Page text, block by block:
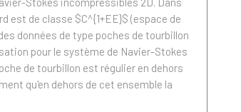
est de classe $C^{1+EE}$ (espace de
données de type poches de tourbillon
pour le système de Navier-Stokes
de tourbillon est régulier en dehors
qu'en dehors de cet ensemble la